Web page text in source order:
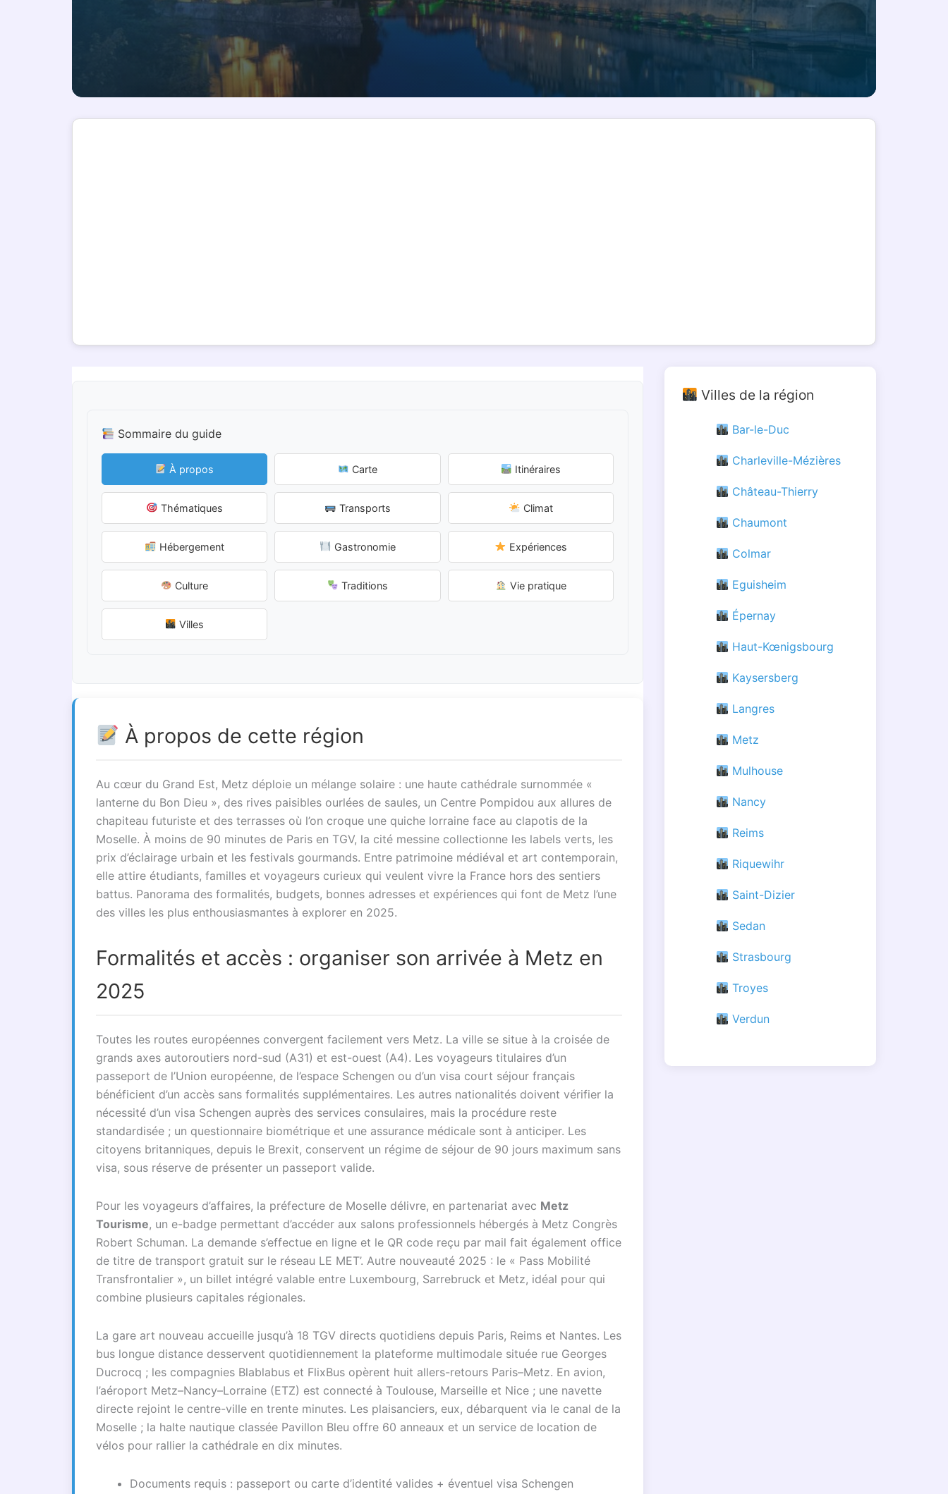
Sommaire du guide
À propos Carte Itinéraires
Thématiques Transports Climat
Hébergement Gastronomie Expériences
Culture Traditions Vie pratique
Villes
À propos de cette région
Au cœur du Grand Est, Metz déploie un mélange solaire : une haute cathédrale surnommée «
lanterne du Bon Dieu », des rives paisibles ourlées de saules, un Centre Pompidou aux allures de
chapiteau futuriste et des terrasses où l’on croque une quiche lorraine face au clapotis de la
Moselle. À moins de 90 minutes de Paris en TGV, la cité messine collectionne les labels verts, les
prix d’éclairage urbain et les festivals gourmands. Entre patrimoine médiéval et art contemporain,
elle attire étudiants, familles et voyageurs curieux qui veulent vivre la France hors des sentiers
battus. Panorama des formalités, budgets, bonnes adresses et expériences qui font de Metz l’une
des villes les plus enthousiasmantes à explorer en 2025.
Formalités et accès : organiser son arrivée à Metz en
2025
Toutes les routes européennes convergent facilement vers Metz. La ville se situe à la croisée de
grands axes autoroutiers nord-sud (A31) et est-ouest (A4). Les voyageurs titulaires d’un
passeport de l’Union européenne, de l’espace Schengen ou d’un visa court séjour français
bénéficient d’un accès sans formalités supplémentaires. Les autres nationalités doivent vérifier la
nécessité d’un visa Schengen auprès des services consulaires, mais la procédure reste
standardisée ; un questionnaire biométrique et une assurance médicale sont à anticiper. Les
citoyens britanniques, depuis le Brexit, conservent un régime de séjour de 90 jours maximum sans
visa, sous réserve de présenter un passeport valide.
Pour les voyageurs d’affaires, la préfecture de Moselle délivre, en partenariat avec Metz
Tourisme, un e-badge permettant d’accéder aux salons professionnels hébergés à Metz Congrès
Robert Schuman. La demande s’effectue en ligne et le QR code reçu par mail fait également office
de titre de transport gratuit sur le réseau LE MET’. Autre nouveauté 2025 : le « Pass Mobilité
Transfrontalier », un billet intégré valable entre Luxembourg, Sarrebruck et Metz, idéal pour qui
combine plusieurs capitales régionales.
La gare art nouveau accueille jusqu’à 18 TGV directs quotidiens depuis Paris, Reims et Nantes. Les
bus longue distance desservent quotidiennement la plateforme multimodale située rue Georges
Ducrocq ; les compagnies Blablabus et FlixBus opèrent huit allers-retours Paris–Metz. En avion,
l’aéroport Metz–Nancy–Lorraine (ETZ) est connecté à Toulouse, Marseille et Nice ; une navette
directe rejoint le centre-ville en trente minutes. Les plaisanciers, eux, débarquent via le canal de la
Moselle ; la halte nautique classée Pavillon Bleu offre 60 anneaux et un service de location de
vélos pour rallier la cathédrale en dix minutes.
Documents requis : passeport ou carte d’identité valides + éventuel visa Schengen
Villes de la région
Bar-le-Duc
Charleville-Mézières
Château-Thierry
Chaumont
Colmar
Eguisheim
Épernay
Haut-Kœnigsbourg
Kaysersberg
Langres
Metz
Mulhouse
Nancy
Reims
Riquewihr
Saint-Dizier
Sedan
Strasbourg
Troyes
Verdun